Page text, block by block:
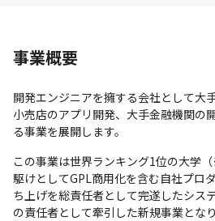
事業概要
開発エンジニアを擁する会社として大
小売店のアプリ開発、大手金融機関の
る事業を展開します。
この事業は世界ランキング1位の大学
駆けとしてGPL商用化を含む自社プロ
ち上げを総責任者として完遂したシス
の責任者として牽引した新規事業となり